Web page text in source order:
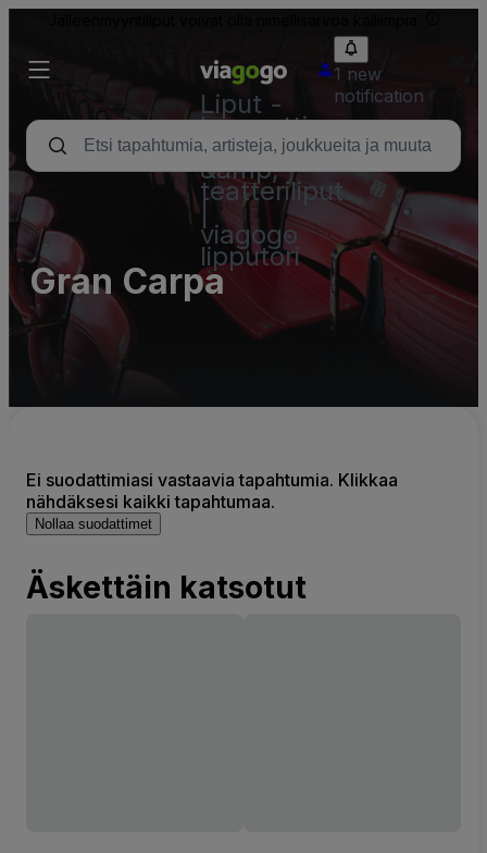
Liput -
konsertti,
urheilu
&amp;
teatteriliput
viagogo
lipputori
1 new
notification
Gran Carpa
Ei suodattimiasi vastaavia tapahtumia. Klikkaa
nähdäksesi kaikki tapahtumaa.
Nollaa suodattimet
Äskettäin katsotut